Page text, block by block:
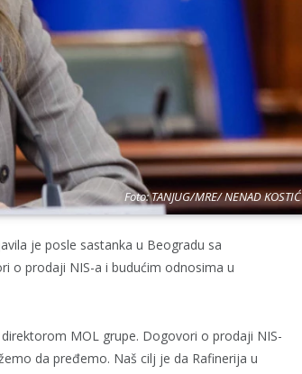
Foto: TANJUG/MRE/ NENAD KOSTIĆ
je posle sastanka u Beogradu sa
o prodaji NIS-a i budućim odnosima u
MOL grupe. Dogovori o prodaji NIS-
da pređemo. Naš cilj je da Rafinerija u